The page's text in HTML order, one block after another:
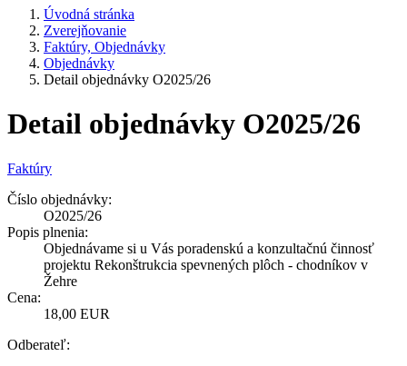
Úvodná stránka
Zverejňovanie
Faktúry, Objednávky
Objednávky
Detail objednávky O2025/26
Detail objednávky O2025/26
Faktúry
Číslo objednávky:
O2025/26
Popis plnenia:
Objednávame si u Vás poradenskú a konzultačnú činnosť
projektu Rekonštrukcia spevnených plôch - chodníkov v
Žehre
Cena:
18,00 EUR
Odberateľ: